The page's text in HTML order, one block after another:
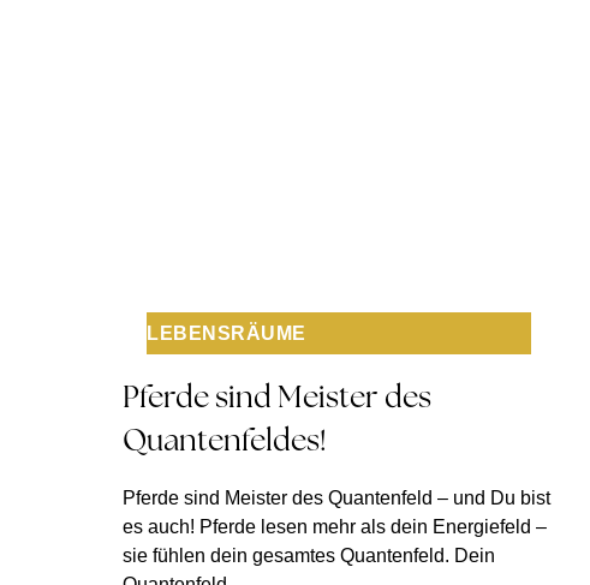
LEBENSRÄUME
Pferde sind Meister des
Quantenfeldes!
Pferde sind Meister des Quantenfeld – und Du bist
es auch! Pferde lesen mehr als dein Energiefeld –
sie fühlen dein gesamtes Quantenfeld. Dein